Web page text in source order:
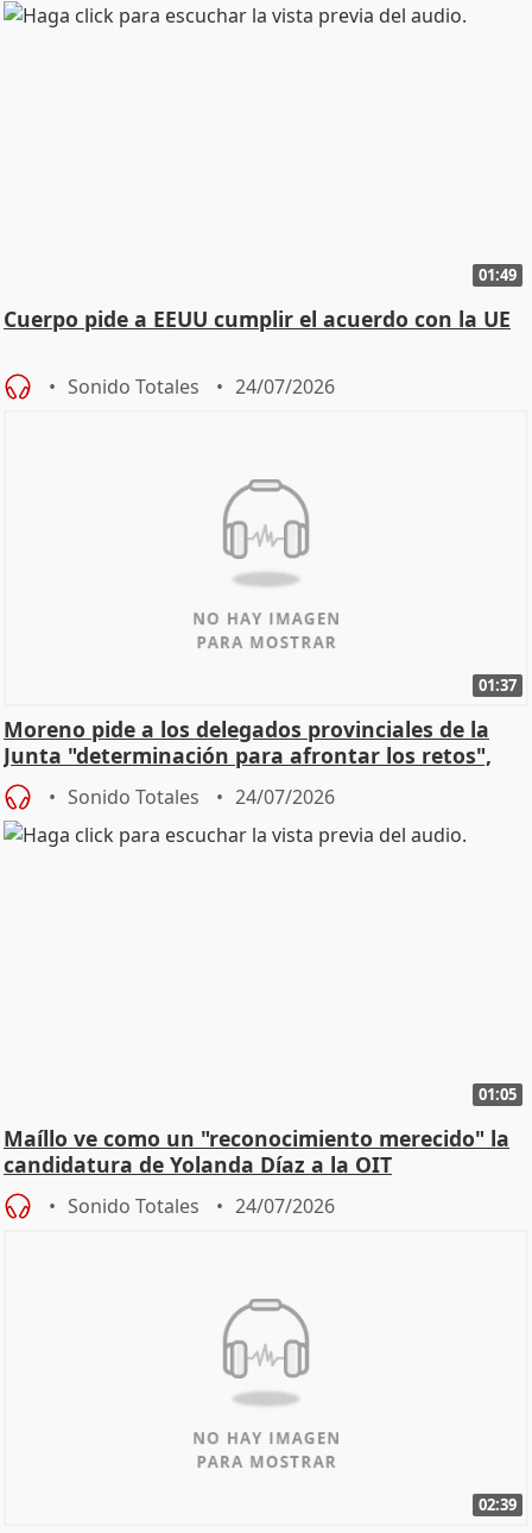
01:49
Cuerpo pide a EEUU cumplir el acuerdo con la UE
Sonido Totales 24/07/2026
01:37
Moreno pide a los delegados provinciales de la
Junta "determinación para afrontar los retos",
diálog
Sonido Totales 24/07/2026
01:05
Maíllo ve como un "reconocimiento merecido" la
candidatura de Yolanda Díaz a la OIT
Sonido Totales 24/07/2026
02:39